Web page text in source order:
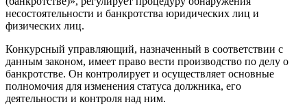
несостоятельности и банкротства юридических лиц и
физических лиц.
Конкурсный управляющий, назначенный в соответствии с
данным законом, имеет право вести производство по делу о
банкротстве. Он контролирует и осуществляет основные
полномочия для изменения статуса должника, его
деятельности и контроля над ним.